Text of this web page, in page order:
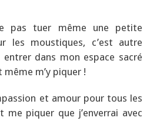
pas tuer même une petite
les moustiques, c’est autre
dans mon espace sacré
m’y piquer !
et amour pour tous les
me piquer que j’enverrai avec